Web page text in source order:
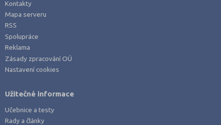
Kontakty
Mapa serveru
RSS
Spolupráce
Reklama
Zásady zpracování OÚ
Nastavení cookies
Užitečné informace
Učebnice a testy
Rady a články